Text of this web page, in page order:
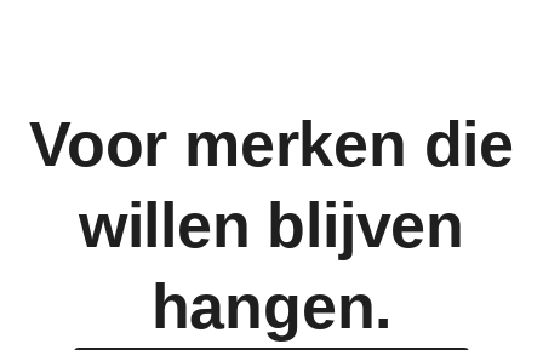
Voor merken die
willen blijven
hangen.